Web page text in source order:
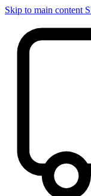
Skip to main content